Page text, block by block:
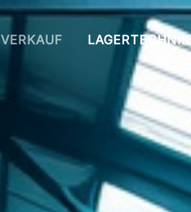
VERKAUF LAGERTECHNIK